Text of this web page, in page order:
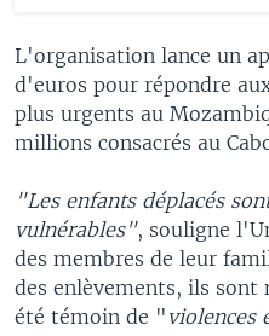
L'organisation lance un
d'euros pour répondre
plus urgents au
millions consacrés au
"Les enfants déplacés
vulnérables", souligne
des membres de leur
des enlèvements, ils sont
été témoin de " violences